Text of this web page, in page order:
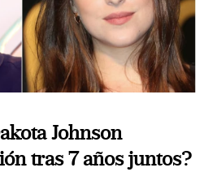
Johnson
tras 7 años juntos?